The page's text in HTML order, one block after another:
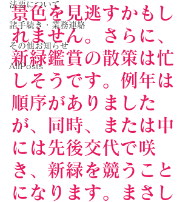
法要について
諸手続き・業務連絡
その他お知らせ
AllPosts
景色を見逃すかもし
れません。さらに、
新緑鑑賞の散策は忙
しそうです。例年は
順序がありました
が、同時、または中
には先後交代で咲
き、新緑を競うこと
になります。まさし